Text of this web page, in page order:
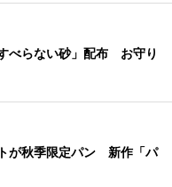
べらない砂」配布 お守り
が秋季限定パン 新作「パ